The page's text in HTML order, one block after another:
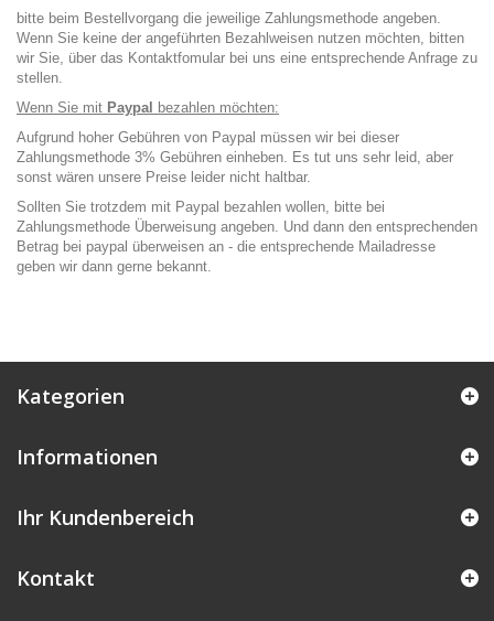
bitte beim Bestellvorgang die jeweilige Zahlungsmethode angeben.
Wenn Sie keine der angeführten Bezahlweisen nutzen möchten, bitten
wir Sie, über das Kontaktfomular bei uns eine entsprechende Anfrage zu
stellen.
Wenn Sie mit Paypal bezahlen möchten:
Aufgrund hoher Gebühren von Paypal müssen wir bei dieser
Zahlungsmethode 3% Gebühren einheben. Es tut uns sehr leid, aber
sonst wären unsere Preise leider nicht haltbar.
Sollten Sie trotzdem mit Paypal bezahlen wollen, bitte bei
Zahlungsmethode Überweisung angeben. Und dann den entsprechenden
Betrag bei paypal überweisen an - die entsprechende Mailadresse
geben wir dann gerne bekannt.
Kategorien
Informationen
Ihr Kundenbereich
Kontakt